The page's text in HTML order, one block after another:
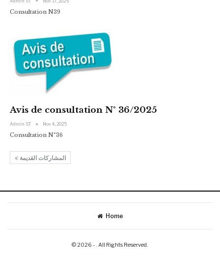
Consultation N39
Avis de consultation N° 36/2025
Admin ST Nov 4, 2025
Consultation N°36
المشاركات القديمة
Home
© 2026 - . All Rights Reserved.